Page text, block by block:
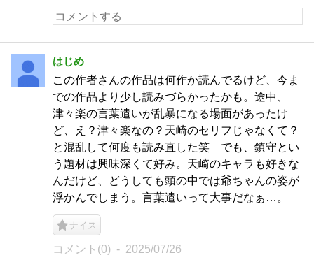
はじめ
この作者さんの作品は何作か読んでるけど、今ま
での作品より少し読みづらかったかも。途中、
津々楽の言葉遣いが乱暴になる場面があったけ
ど、え？津々楽なの？天崎のセリフじゃなくて？
と混乱して何度も読み直した笑 でも、鎮守とい
う題材は興味深くて好み。天崎のキャラも好きな
んだけど、どうしても頭の中では爺ちゃんの姿が
浮かんでしまう。言葉遣いって大事だなぁ…。
ナイス
コメント(0) 2025/07/26